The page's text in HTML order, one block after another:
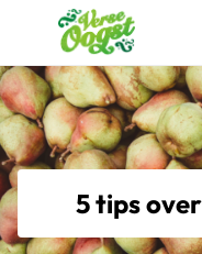
Verse Oogst
5 tips